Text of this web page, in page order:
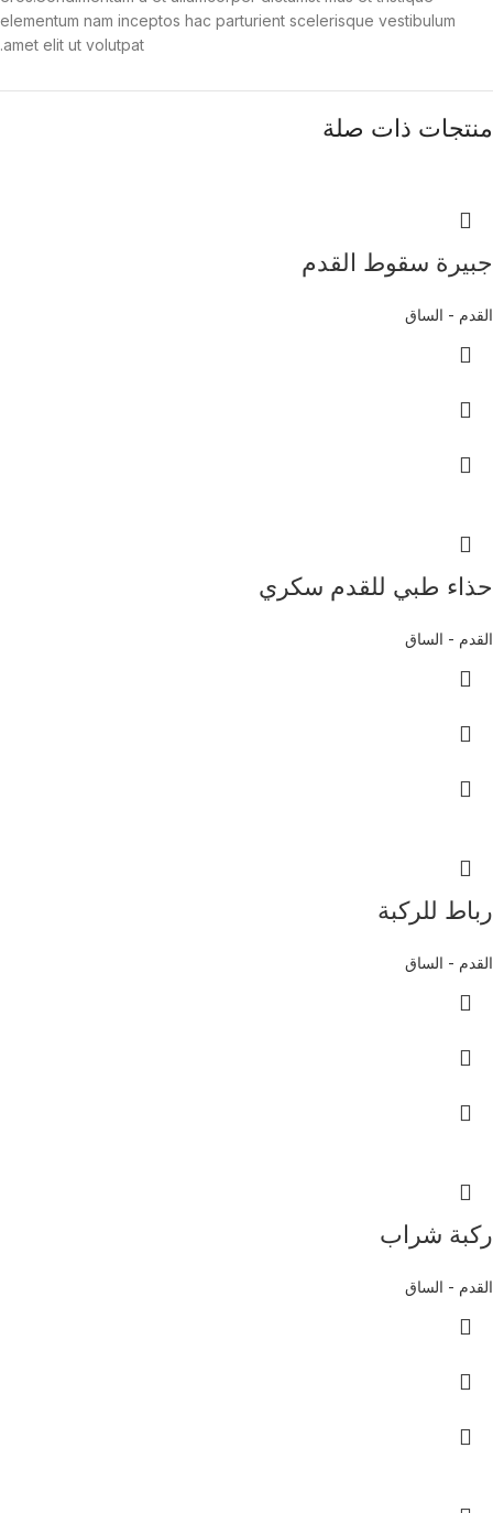
elementum nam inceptos hac parturient scelerisque vestibulum
amet elit ut volutpat.
منتجات ذات صلة
جبيرة سقوط القدم
القدم - الساق
حذاء طبي للقدم سكري
القدم - الساق
رباط للركبة
القدم - الساق
ركبة شراب
القدم - الساق